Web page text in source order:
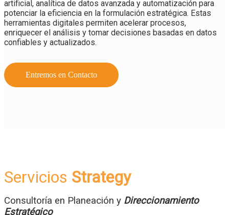
artificial, analítica de datos avanzada y automatización para
potenciar la eficiencia en la formulación estratégica. Estas
herramientas digitales permiten acelerar procesos,
enriquecer el análisis y tomar decisiones basadas en datos
confiables y actualizados.
Entremos en Contacto
Servicios Strategy
Consultoría en Planeación y Direccionamiento
Estratégico